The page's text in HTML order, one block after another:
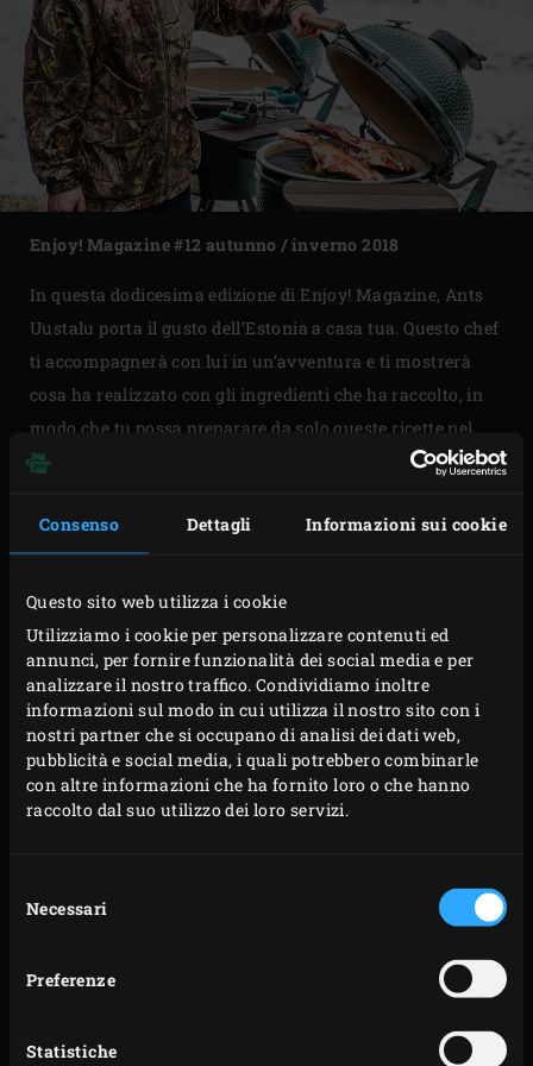
Consenso Dettagli Informazioni sui cookie
Questo sito web utilizza i cookie
Utilizziamo i cookie per personalizzare contenuti ed
annunci, per fornire funzionalità dei social media e per
analizzare il nostro traffico. Condividiamo inoltre
informazioni sul modo in cui utilizza il nostro sito con i
nostri partner che si occupano di analisi dei dati web,
pubblicità e social media, i quali potrebbero combinarle
con altre informazioni che ha fornito loro o che hanno
raccolto dal suo utilizzo dei loro servizi.
delNecessari
Preferenze
Statistiche
Enjoy! Magazine #12 autunno / inverno 2018
In questa dodicesima edizione di Enjoy! Magazine, Ants
Uustalu porta il gusto dell’Estonia a casa tua. Questo chef
ti accompagnerà con lui in un’avventura e ti mostrerà
cosa ha realizzato con gli ingredienti che ha raccolto, in
modo che tu possa preparare da solo queste ricette nel
Big Green Egg. Inoltre, hai sempre desiderato creare la
paté en croûte (una terrina in crosta), spiegherà come
realizzarla, passo dopo passo.